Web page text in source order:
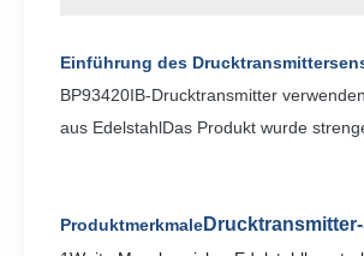
Einführung des
BP93420IB-Drucktransmitter
aus EdelstahlDas Produkt wurde
Produktmerkmale